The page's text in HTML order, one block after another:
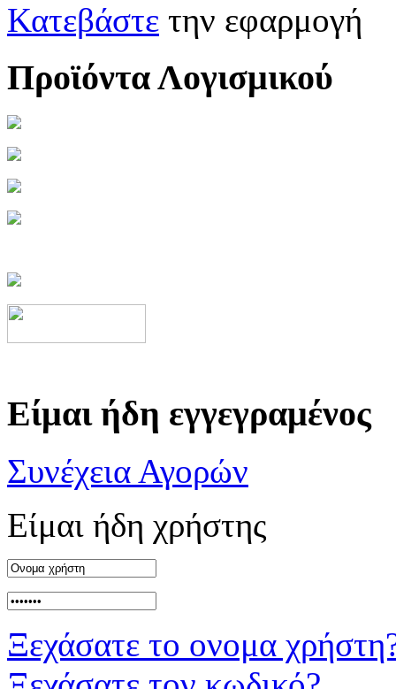
Κατεβάστε την εφαρμογή
Προϊόντα Λογισμικού
Είμαι ήδη εγγεγραμένος
Συνέχεια Αγορών
Είμαι ήδη χρήστης
Ξεχάσατε το ονομα